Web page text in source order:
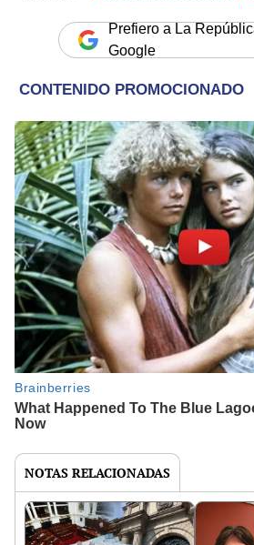
Prefiero a La
Google
NOTAS RELACIONADAS